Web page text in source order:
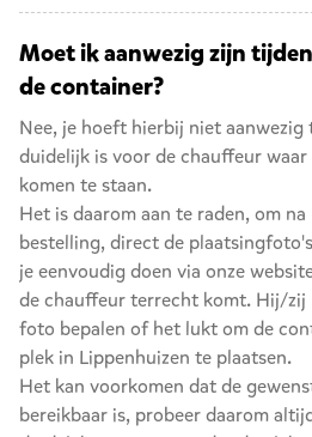
Moet ik aanwezig zijn
de container?
Nee, je hoeft hierbij niet aanwezig
duidelijk is voor de chauffeur
komen te staan.
Het is daarom aan te raden, om
bestelling, direct de
je eenvoudig doen via onze
de chauffeur terrecht komt. Hij/zij
foto bepalen of het lukt om de
plek in Lippenhuizen te plaatsen.
Het kan voorkomen dat de
bereikbaar is, probeer daarom